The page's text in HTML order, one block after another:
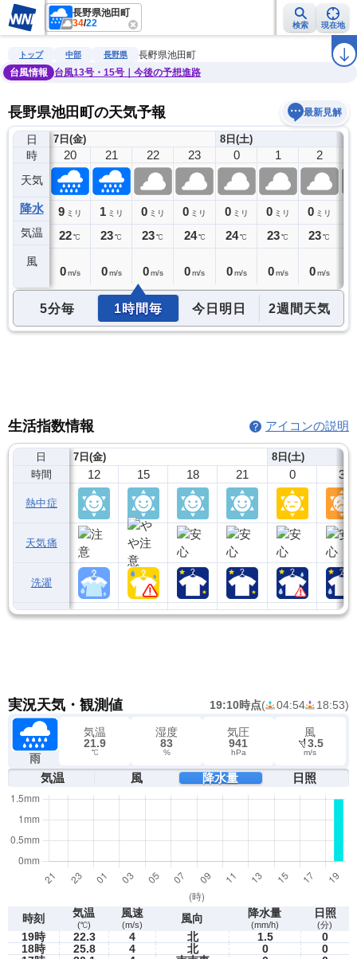
長野県池田町
34/22 検索 現在地
雨雲レーダー 台風情報 地震情報 ラ
トップ 中部 長野県
長野県池田町
台風情報
台風13号・15号｜今後の予想進路
長野県池田町の天気予報 最新見解
日
時
天気
降水
気温
風
7日(金)
19
4ミリ
22℃
20
9 ミリ
22℃
0 m/s
21
1 ミリ
23℃
0 m/s
22
0 ミリ
23℃
0 m/s
23
0 ミリ
24 ℃
0m/s
8日(土)
0
0 ミリ
24℃
0 m/s
1
0 ミリ
23℃
0 m/s
2
0 ミリ
23℃
0 m/s
5分毎 1時間毎 今日明日 2週間天気
生活指数情報 アイコンの説明
日
時間
熱中症
天気痛
洗濯
7日(金)
12 15 18 21
8日(土)
0 3
実況天気・観測値 19:10時点( 04:54 18:53)
雨
気温
21.9
℃
湿度
83
%
気圧
941
hPa
風
3.5
m/s
気温 風 降水量 日照
時刻 気温
(℃)
風速
(m/s) 風向 降水量
(mm/h)
日照
(分)
19時 22.3 4 北 1.5
0
18時
25.8 4 北 0
0